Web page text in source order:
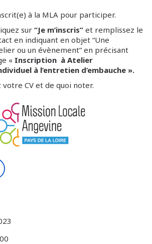
à la MLA pour participer.
sur “Je m’inscris” et remplissez le
en indiquant en objet “Une
ou un évènement” en précisant
« Inscription à Atelier
à l’entretien d’embauche ».
CV et de quoi noter.